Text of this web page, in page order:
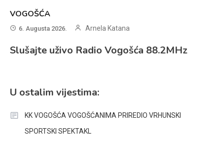
VOGOŠĆA
6. Augusta 2026. Arnela Katana
Slušajte uživo Radio Vogošća 88.2MHz
U ostalim vijestima:
KK VOGOŠĆA VOGOŠĆANIMA PRIREDIO VRHUNSKI
SPORTSKI SPEKTAKL